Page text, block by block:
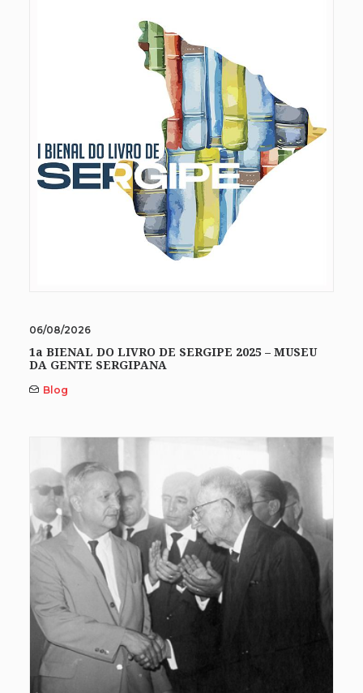
06/08/2026
1a BIENAL DO LIVRO DE SERGIPE 2025 – MUSEU
DA GENTE SERGIPANA
Blog